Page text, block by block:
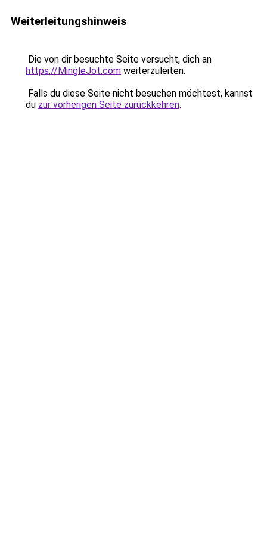
Weiterleitungshinweis
Die von dir besuchte Seite versucht, dich an
https://MingleJot.com weiterzuleiten.
Falls du diese Seite nicht besuchen möchtest, kannst
du zur vorherigen Seite zurückkehren.